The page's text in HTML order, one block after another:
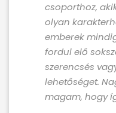
csoporthoz,
olyan
emberek
fordul elő
szerencsés
lehetőséget.
magam, hogy